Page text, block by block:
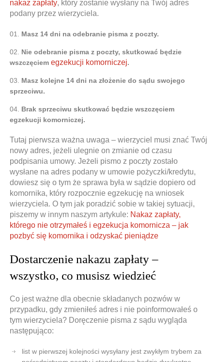
nakaz zapłaty, który zostanie wysłany na Twój adres
podany przez wierzyciela.
Masz 14 dni na odebranie pisma z poczty.
Nie odebranie pisma z poczty, skutkować będzie
wszczęciem egzekucji komorniczej.
Masz kolejne 14 dni na złożenie do sądu swojego
sprzeciwu.
Brak sprzeciwu skutkować będzie wszczęciem
egzekucji komorniczej.
Tutaj pierwsza ważna uwaga – wierzyciel musi znać Twój
nowy adres, jeżeli ulegnie on zmianie od czasu
podpisania umowy. Jeżeli pismo z poczty zostało
wysłane na adres podany w umowie pożyczki/kredytu,
dowiesz się o tym że sprawa była w sądzie dopiero od
komornika, który rozpocznie egzekucję na wniosek
wierzyciela. O tym jak poradzić sobie w takiej sytuacji,
piszemy w innym naszym artykule: Nakaz zapłaty,
którego nie otrzymałeś i egzekucja komornicza – jak
pozbyć się komornika i odzyskać pieniądze
Dostarczenie nakazu zapłaty –
wszystko, co musisz wiedzieć
Co jest ważne dla obecnie składanych pozwów w
przypadku, gdy zmieniłeś adres i nie poinformowałeś o
tym wierzyciela? Doręczenie pisma z sądu wygląda
następująco:
list w pierwszej kolejności wysyłany jest zwykłym trybem za